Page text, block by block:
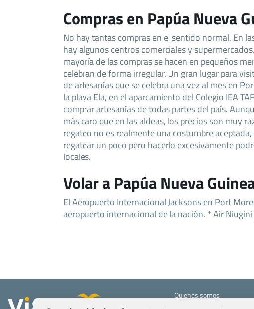
Compras en Papúa Nueva
No hay tantas compras en el sentido normal. En
hay algunos centros comerciales y
mayoría de las compras se hacen en pequeños
celebran de forma irregular. Un gran lugar para
de artesanías que se celebra una vez al mes en
la playa Ela, en el aparcamiento del Colegio IEA
comprar artesanías de todas partes del país.
más caro que en las aldeas, los precios son muy
regateo no es realmente una costumbre
regatear un poco pero hacerlo excesivamente
locales.
Volar a Papúa Nueva
El Aeropuerto Internacional Jacksons en Port
aeropuerto internacional de la nación. * Air
Quienes somos